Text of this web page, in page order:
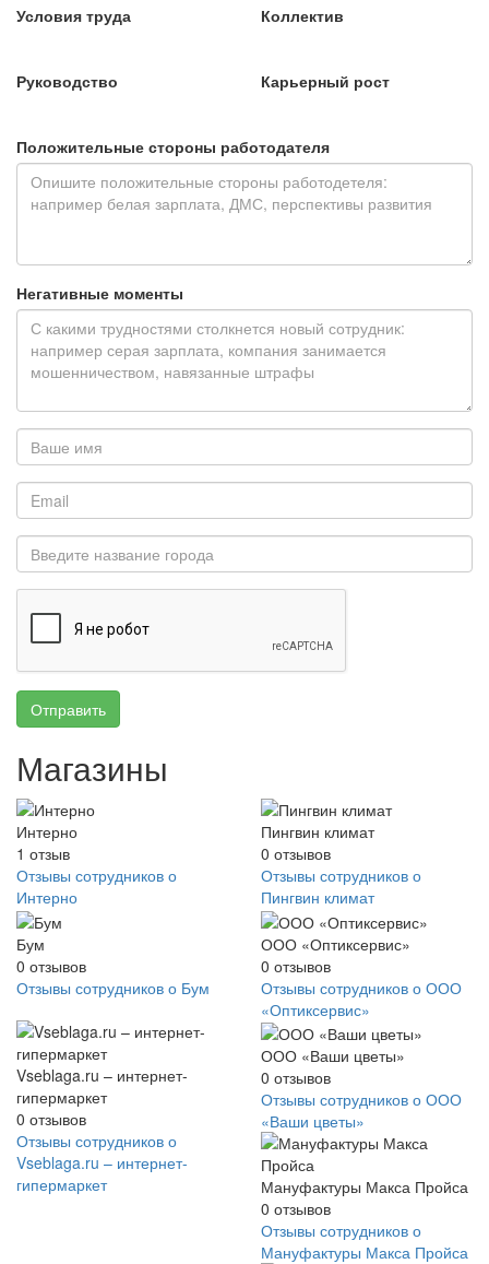
Условия труда
Коллектив
Руководство Карьерный рост
Положительные стороны работодателя
Негативные моменты
Отправить
Магазины
Интерно
1 отзыв
Отзывы сотрудников о
Интерно
Пингвин климат
0 отзывов
Отзывы сотрудников о
Пингвин климат
Бум
0 отзывов
Отзывы сотрудников о Бум
ООО «Оптиксервис»
0 отзывов
Отзывы сотрудников о ООО
«Оптиксервис»
Vseblaga.ru – интернет-
гипермаркет
0 отзывов
Отзывы сотрудников о
Vseblaga.ru – интернет-
гипермаркет
ООО «Ваши цветы»
0 отзывов
Отзывы сотрудников о ООО
«Ваши цветы»
Мануфактуры Макса Пройса
0 отзывов
Отзывы сотрудников о
Мануфактуры Макса Пройса